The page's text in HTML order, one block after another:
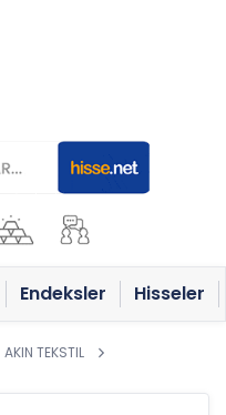
Endeksler Hisseler
AKIN TEKSTIL